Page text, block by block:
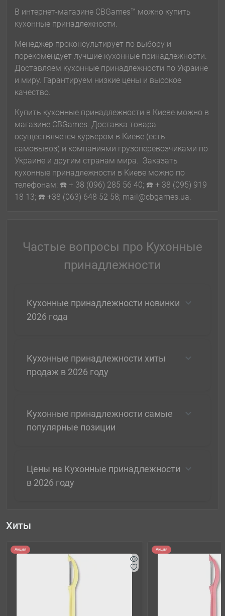
В интернет-магазине CBGames™ можно купить
кухонные принадлежности.
Менеджер проконсультирует по выбору и
порекомендует лучшие кухонные принадлежности.
Доставляем кухонные принадлежности по Украине
и миру. Гарантируем низкие цены и высокое
качество.
Купить кухонные принадлежности в Киеве можно в
магазине CBGames. Доставка товара
осуществляется курьером в Киеве (есть
самовывоз) и компаниями грузоперевозчиками по
Украине и другим странам мира. Заказать
кухонные принадлежности в Киеве можно по
телефонам: ☎️ + 38 (096) 285 56 40; ☎️ + 38 (095) 919
18 13; ☎️ +38 (063) 648 52 58; mail@cbgames.ua.
Частые вопросы про Кухонные
принадлежности
Кухонные принадлежности новинки
2026 года
Кухонные принадлежности хиты
продаж в 2026 году
Кухонные принадлежности самые
популярные позиции
Цены на Кухонные принадлежности
в 2026 году
Хиты
Акция Акция